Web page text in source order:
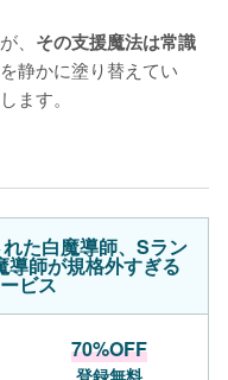
、 その支援魔法は常識
静かに塗り替えてい
ます。
た白魔導師、Sラン
導師が規格外すぎる
ビス
70%OFF
登録無料